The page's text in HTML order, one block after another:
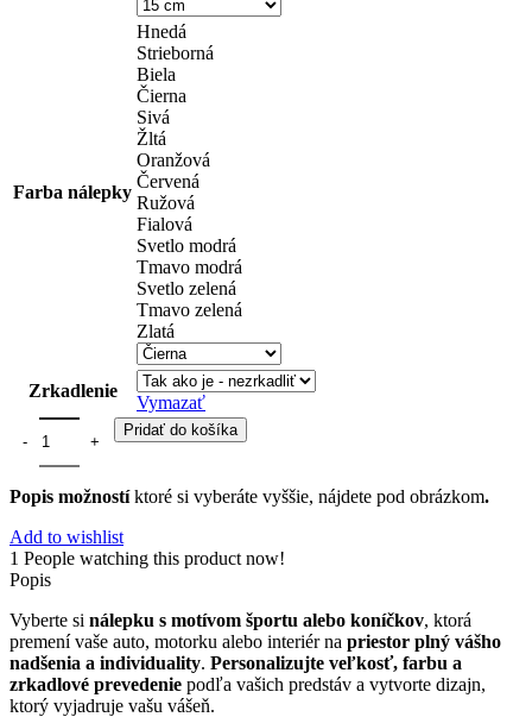
Farba nálepky
Hnedá
Strieborná
Biela
Čierna
Sivá
Žltá
Oranžová
Červená
Ružová
Fialová
Svetlo modrá
Tmavo modrá
Svetlo zelená
Tmavo zelená
Zlatá
Zrkadlenie
Vymazať
Pridať do košíka
Popis možnostíktoré si vyberáte vyššie, nájdete pod obrázkom.
Add to wishlist
1 People watching this product now!
Popis
Vyberte si nálepku s motívom športu alebo koníčkov, ktorá
premení vaše auto, motorku alebo interiér na priestor plný vášho
nadšenia a individuality. Personalizujte veľkosť, farbu a
zrkadlové prevedenie podľa vašich predstáv a vytvorte dizajn,
ktorý vyjadruje vašu vášeň.